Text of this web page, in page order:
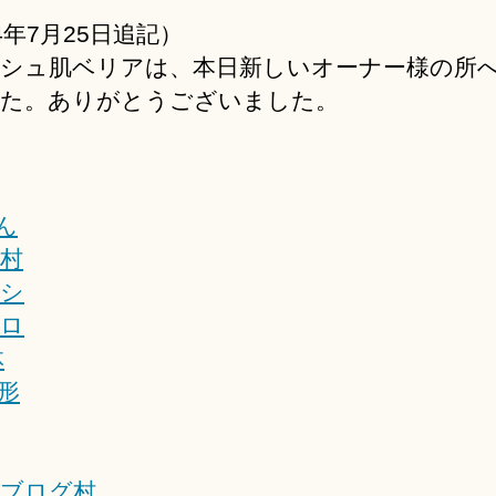
7月25日追記）
ュ肌ベリアは、本日新しいオーナー様の所
。ありがとうございました。
ログ村